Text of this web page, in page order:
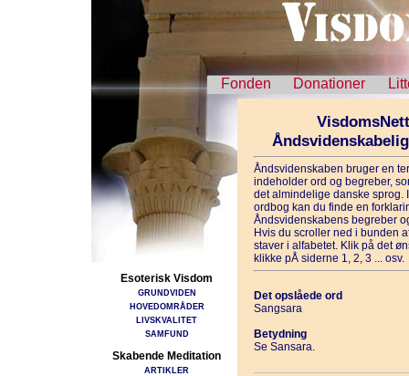
Fonden Donationer
Esoterisk Visdom
GRUNDVIDEN
HOVEDOMRÅDER
LIVSKVALITET
SAMFUND
Skabende Meditation
ARTIKLER
Åndsvidenskaben bruger en
indeholder ord og begreber,
det almindelige danske sprog.
ordbog kan du finde en
Åndsvidenskabens begreber
Hvis du scroller ned i bunden
staver i alfabetet. Klik på det
klikke pÅ siderne 1, 2, 3 ... osv.
Det opslåede ord
Sangsara
Betydning
Se Sansara.